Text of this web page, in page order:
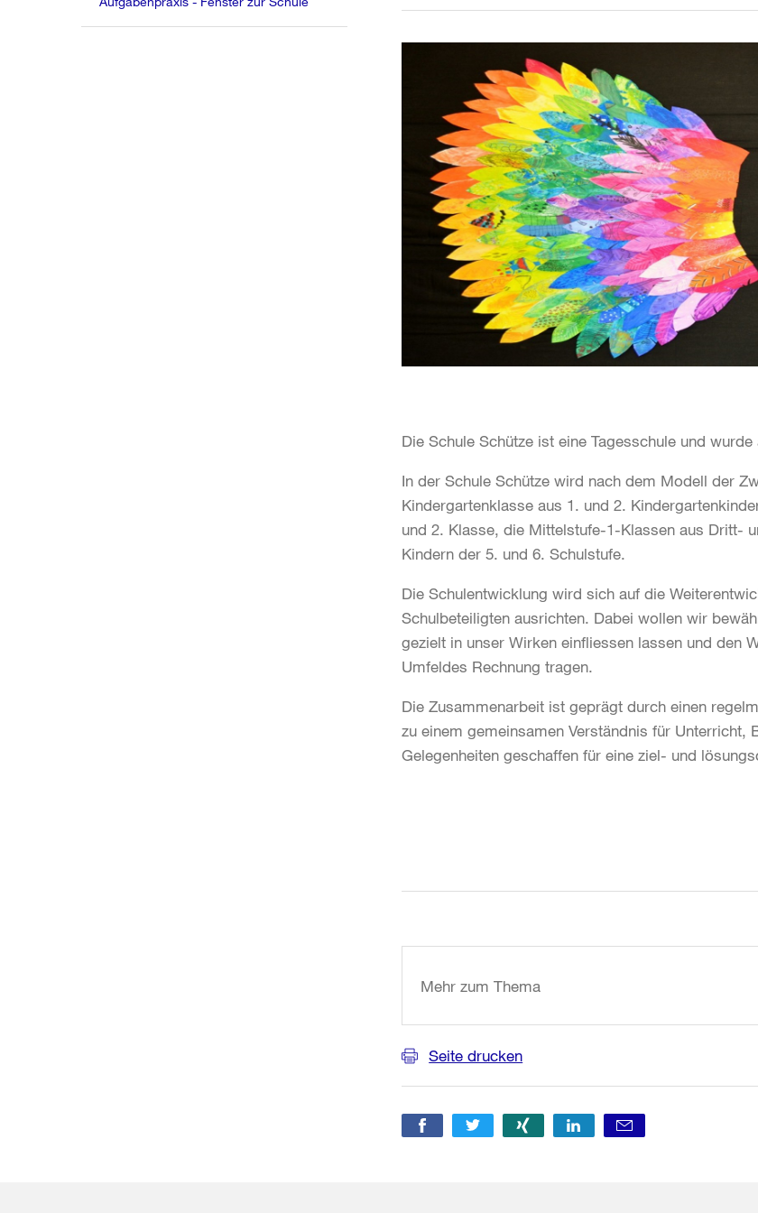
Die Schule Schütze ist eine Tagesschule und
In der Schule Schütze wird nach dem Modell der
Kindergartenklasse aus 1. und 2.
und 2. Klasse, die Mittelstufe-1-Klassen aus Dritt-
Kindern der 5. und 6. Schulstufe.
Die Schulentwicklung wird sich auf die
Schulbeteiligten ausrichten. Dabei wollen wir
gezielt in unser Wirken einfliessen lassen und den
Umfeldes Rechnung tragen.
Die Zusammenarbeit ist geprägt durch einen
zu einem gemeinsamen Verständnis für Unterricht,
Gelegenheiten geschaffen für eine ziel- und
Informationen
Mehr zum Thema
Seite drucken